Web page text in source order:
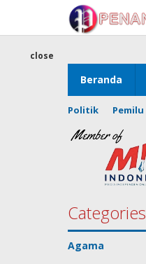
content
Beranda
Politik Pemilu
close
Categories
Agama